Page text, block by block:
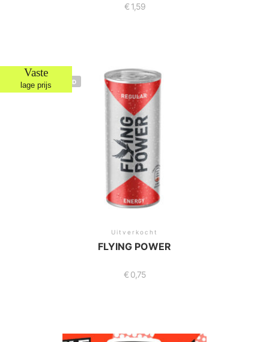
€1,59
Vaste
lage prijs
NIET OP VOORRAAD
Uitverkocht
FLYING POWER
€0,75